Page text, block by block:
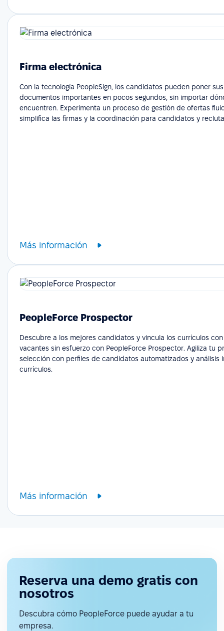
Firma electrónica
Con la tecnología PeopleSign, los candidatos pueden poner
documentos importantes en pocos segundos, sin importar
encuentren. Experimenta un proceso de gestión de ofertas
simplifica las firmas y la coordinación para candidatos y
Más información
PeopleForce Prospector
Descubre a los mejores candidatos y vincula los currículos
vacantes sin esfuerzo con PeopleForce Prospector. Agiliza tu
selección con perfiles de candidatos automatizados y análisis
currículos.
Más información
Reserva una demo gratis con
nosotros
Descubra cómo PeopleForce puede ayudar a tu
empresa.